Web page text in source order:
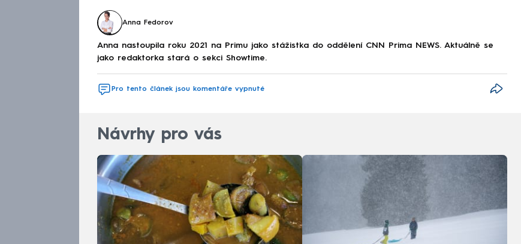
Anna Fedorov
Anna nastoupila roku 2021 na Primu jako stážistka do oddělení CNN Prima NEWS. Aktuálně se
jako redaktorka stará o sekci Showtime.
Pro tento článek jsou komentáře vypnuté
Návrhy pro vás